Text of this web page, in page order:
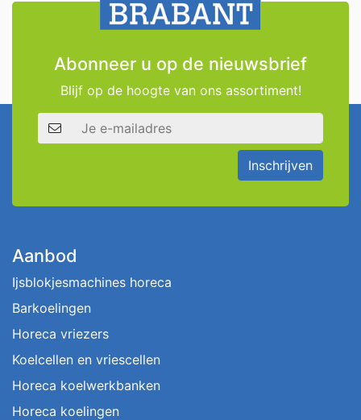
Abonneer u op de nieuwsbrief
Blijf op de hoogte van ons assortiment!
E-mailadres
Inschrijven
Aanbod
Ijsblokjesmachines horeca
Barkoelingen
Horeca vriezers
Koelcellen en vriescellen
Horeca koelwerkbanken
Horeca koelingen